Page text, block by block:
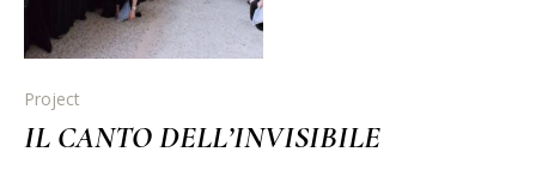
Project
IL CANTO DELL’INVISIBILE